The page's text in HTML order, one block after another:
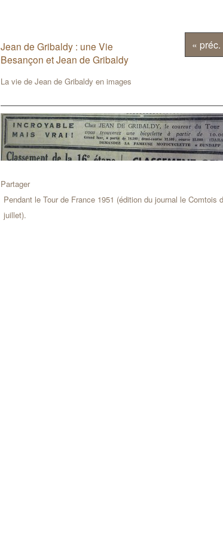
« préc.
Jean de Gribaldy : une Vie
Besançon et Jean de Gribaldy
La vie de Jean de Gribaldy en images
Partager
Pendant le Tour de France 1951 (édition du journal le Comtois
juillet).